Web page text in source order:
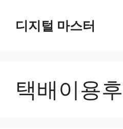
디지털 마스터
택배이용